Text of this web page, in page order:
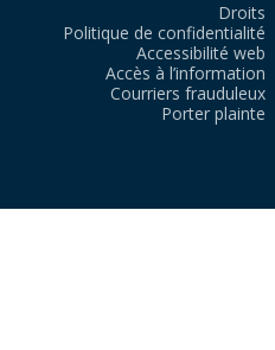
Droits
Politique de confidentialité
Accessibilité web
Accès à l’information
Courriers frauduleux
Porter plainte